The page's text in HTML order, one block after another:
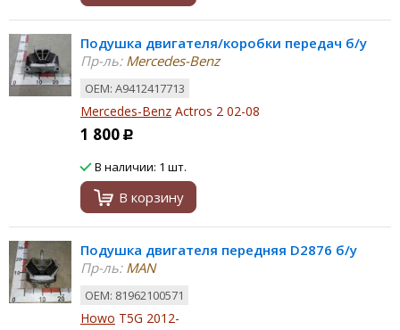
Подушка двигателя/коробки передач б/у
Пр-ль:Mercedes-Benz
ОЕМ: A9412417713
Mercedes-Benz Actros 2 02-08
1 800 Р
В наличии: 1 шт.
В корзину
Подушка двигателя передняя D2876 б/у
Пр-ль:MAN
ОЕМ: 81962100571
Howo T5G 2012-